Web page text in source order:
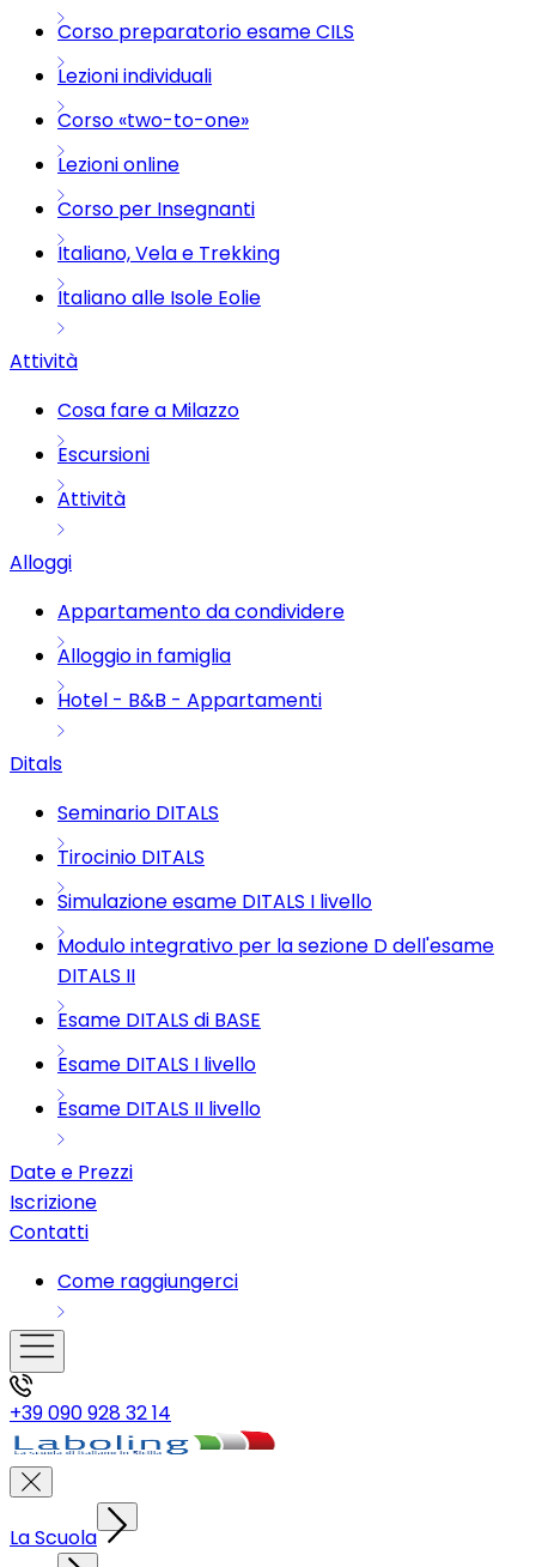
Corso preparatorio esame CILS
Lezioni individuali
Corso «two-to-one»
Lezioni online
Corso per Insegnanti
Italiano, Vela e Trekking
Italiano alle Isole Eolie
Attività
Cosa fare a Milazzo
Escursioni
Attività
Alloggi
Appartamento da condividere
Alloggio in famiglia
Hotel - B&B - Appartamenti
Ditals
Seminario DITALS
Tirocinio DITALS
Simulazione esame DITALS I livello
Modulo integrativo per la sezione D dell'esame
DITALS II
Esame DITALS di BASE
Esame DITALS I livello
Esame DITALS II livello
Date e Prezzi
Iscrizione
Contatti
Come raggiungerci
+39 090 928 32 14
La Scuola